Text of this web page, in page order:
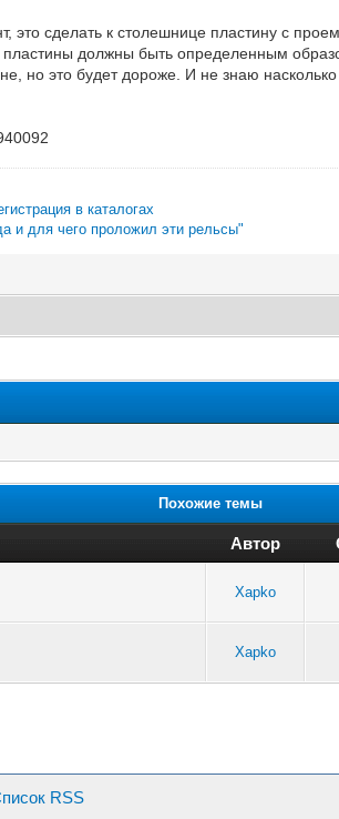
это сделать к столешнице пластину с
пластины должны быть определенным
но это будет дороже. И не знаю
в каталогах
и для чего проложил эти рельсы"
Похожие темы
Автор
Xapko
Xapko
RSS